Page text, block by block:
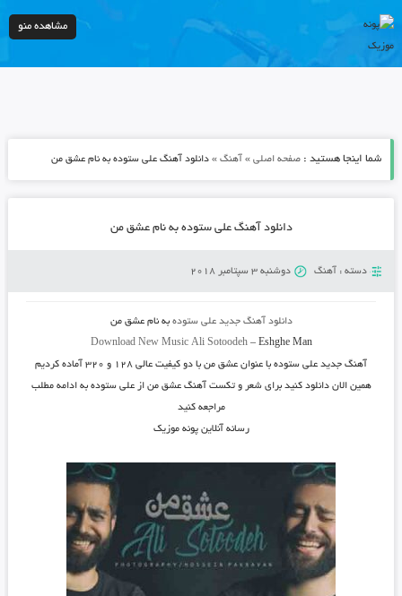
مشاهده منو
شما اینجا هستید : صفحه اصلی» آهنگ» دانلود آهنگ علی ستوده به نام عشق من
دانلود آهنگ علی ستوده به نام عشق من
دسته : آهنگ دوشنبه 3 سپتامبر 2018
دانلود آهنگ جدید علی ستوده به نامعشق من
Download New Music Ali Sotoodeh– Eshghe Man
آهنگ جدید علی ستودهبا عنوان عشق منبا دو کیفیت عالی ۱۲۸ و ۳۲۰ آماده کردیم
همین الان دانلود کنید برای شعر و تکست آهنگ عشق من از علی ستوده به ادامه مطلب
مراجعه کنید
رسانه آنلاین پونه موزیک